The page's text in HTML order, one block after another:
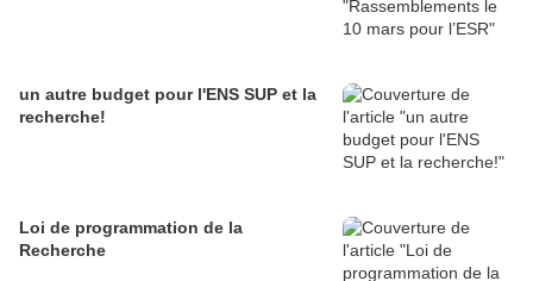
un autre budget pour l'ENS SUP et la
recherche!
Loi de programmation de la
Recherche